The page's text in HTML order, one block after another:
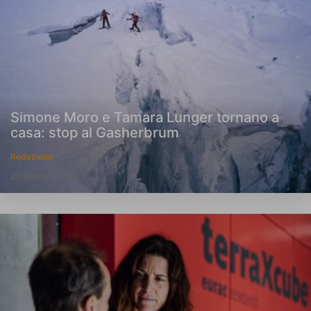
Simone Moro e Tamara Lunger tornano a
casa: stop al Gasherbrum
Redazione